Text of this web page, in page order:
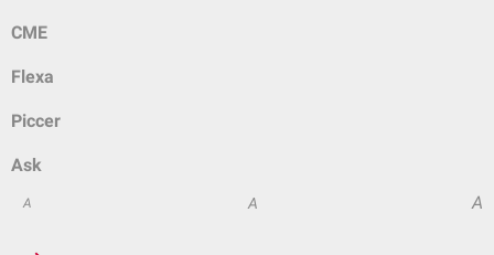
CME
Flexa
Piccer
Ask
A A A